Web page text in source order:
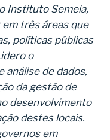
Instituto Semeia,
três áreas que
políticas públicas
o
análise de dados,
da gestão de
desenvolvimento
destes locais.
em